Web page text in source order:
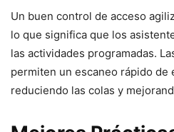
Un buen control de acceso
lo que significa que los
las actividades programadas.
permiten un escaneo rápido de
reduciendo las colas y